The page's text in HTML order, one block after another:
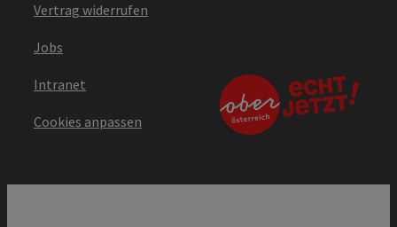
Vertrag widerrufen
Jobs
Intranet
Cookies anpassen